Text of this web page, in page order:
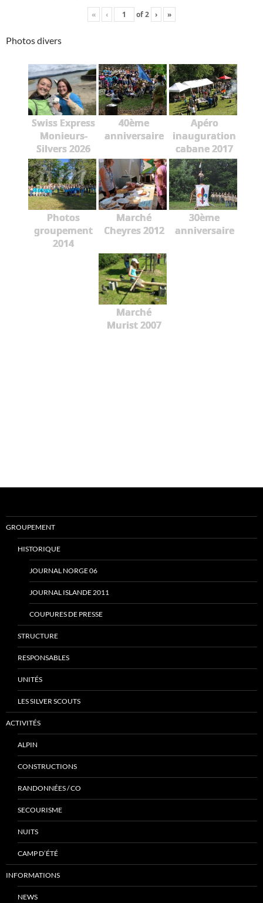
« ‹ of2 › »
Photos divers
Swiss Express
Monieurs-
Silvers 2026
40ème
anniversaire
Apéro
inauguration
cabane 2017
Photos
groupement
2014
Marché
Cheyres 2012
30ème
anniversaire
Marché
Murist 2007
GROUPEMENT
HISTORIQUE
JOURNAL NORGE 06
JOURNAL ISLANDE 2011
COUPURES DE PRESSE
STRUCTURE
RESPONSABLES
UNITÉS
LES SILVER SCOUTS
ACTIVITÉS
ALPIN
CONSTRUCTIONS
RANDONNÉES / CO
SECOURISME
NUITS
CAMP D’ÉTÉ
INFORMATIONS
NEWS